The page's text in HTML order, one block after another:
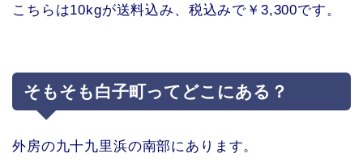
こちらは10kgが送料込み、税込みで￥3,300です。
そもそも白子町ってどこにある？
外房の九十九里浜の南部にあります。